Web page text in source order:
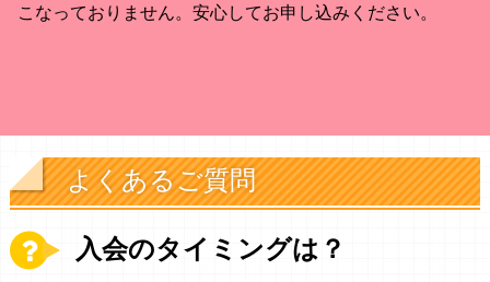
こなっておりません。安心してお申し込みください。
よくあるご質問
入会のタイミングは？